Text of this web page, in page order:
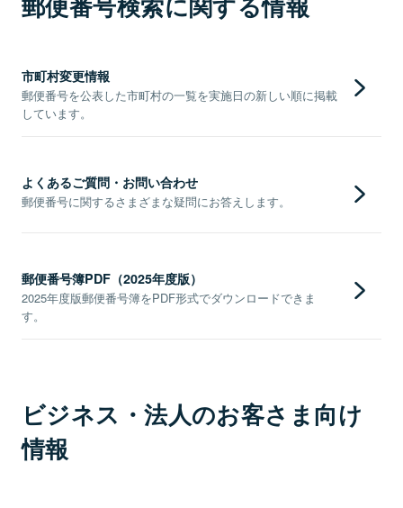
市町村変更情報
郵便番号を公表した市町村の一覧を実施日の新しい順に掲載
しています。
よくあるご質問・お問い合わせ
郵便番号に関するさまざまな疑問にお答えします。
郵便番号簿PDF（2025年度版）
2025年度版郵便番号簿をPDF形式でダウンロードできま
す。
ビジネス・法人のお客さま向け
情報